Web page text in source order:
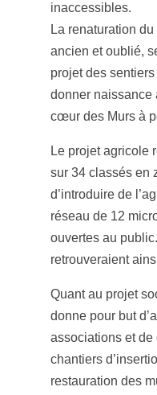
inaccessibles.
La renaturation
ancien et oublié,
projet des
donner naissance
cœur des Murs à
Le projet agricole
sur 34 classés en
d’introduire de
réseau de 12
ouvertes au
retrouveraient
Quant au projet
donne pour but
associations et
chantiers
restauration des